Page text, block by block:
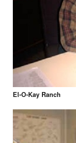
El-O-Kay Ranch